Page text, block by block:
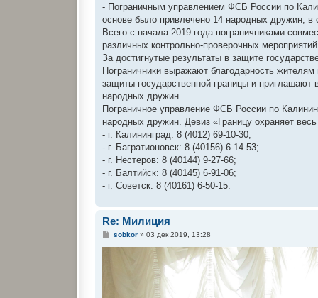
- Пограничным управлением ФСБ России по
основе было привлечено 14 народных дружин, в
Всего с начала 2019 года пограничниками
различных контрольно-проверочных
За достигнутые результаты в защите
Пограничники выражают благодарность
защиты государственной границы и приглашают
народных дружин.
Пограничное управление ФСБ России по
народных дружин. Девиз «Границу охраняет
- г. Калининград: 8 (4012) 69-10-30;
- г. Багратионовск: 8 (40156) 6-14-53;
- г. Нестеров: 8 (40144) 9-27-66;
- г. Балтийск: 8 (40145) 6-91-06;
- г. Советск: 8 (40161) 6-50-15.
Re: Милиция
Сsobkor »03 дек 2019, 13:28